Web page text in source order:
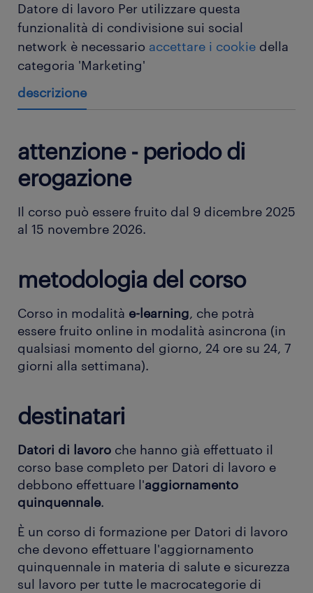
descrizione
attenzione - periodo di
erogazione
Il corso può essere fruito dal 9 dicembre 2025
al 15 novembre 2026.
metodologia del corso
Corso in modalità e-learning, che potrà
essere fruito online in modalità asincrona (in
qualsiasi momento del giorno, 24 ore su 24, 7
giorni alla settimana).
destinatari
Datori di lavoro che hanno già effettuato il
corso base completo per Datori di lavoro e
debbono effettuare l'aggiornamento
quinquennale.
È un corso di formazione per Datori di lavoro
che devono effettuare l'aggiornamento
quinquennale in materia di salute e sicurezza
sul lavoro per tutte le macrocategorie di
Datore di lavoro Per utilizzare questa
funzionalità di condivisione sui social
network è necessario accettare i cookie della
categoria 'Marketing'